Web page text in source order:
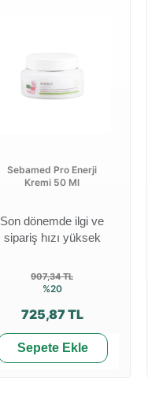
Sebamed Pro Enerji
Kremi 50 Ml
Son dönemde ilgi ve
sipariş hızı yüksek
907,34 TL
%20
725,87 TL
Sepete Ekle